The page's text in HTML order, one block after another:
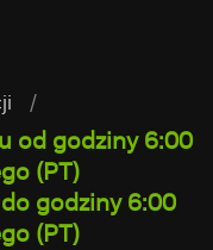
/
od godziny 6:00
(PT)
godziny 6:00
(PT)